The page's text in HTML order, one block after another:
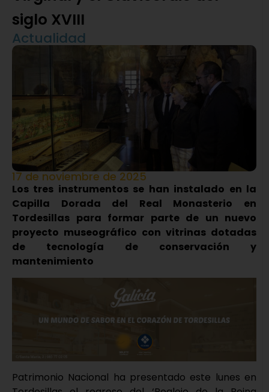
siglo XVIII
Actualidad
17 de noviembre de 2025
Los tres instrumentos se han instalado en la
Capilla Dorada del Real Monasterio en
Tordesillas para formar parte de un nuevo
proyecto museográfico con vitrinas dotadas
de tecnología de conservación y
mantenimiento
Patrimonio Nacional ha presentado este lunes en